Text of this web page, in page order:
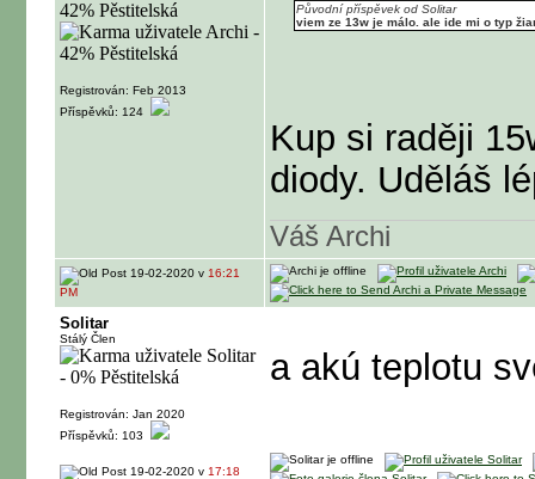
Registrován: Feb 2013
Příspěvků: 124
Původní příspěvek od Solitar
viem ze 13w je málo. ale ide mi o typ
Kup si raději
diody. Uděláš
Váš Archi
19-02-2020 v 16:21
PM
Solitar
Stálý Člen
Registrován: Jan 2020
Příspěvků: 103
a akú teplotu
19-02-2020 v 17:18